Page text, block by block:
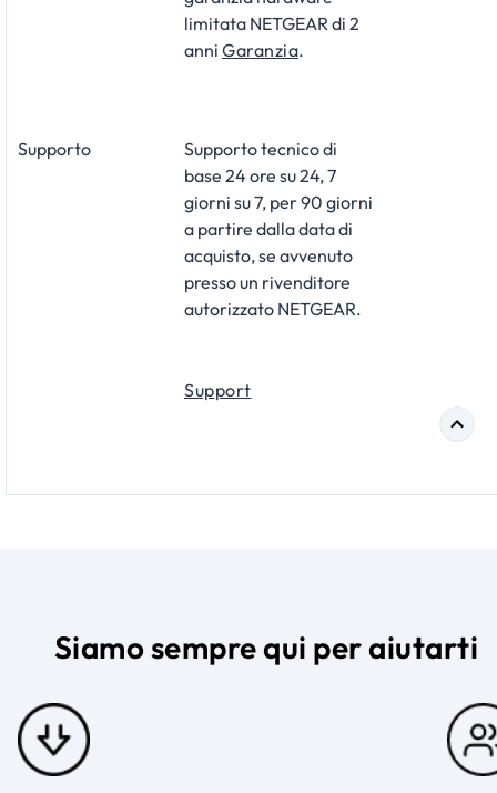
limitata NETGEAR di 2
anni Garanzia.
Supporto
Supporto tecnico di
base 24 ore su 24, 7
giorni su 7, per 90 giorni
a partire dalla data di
acquisto, se avvenuto
presso un rivenditore
autorizzato NETGEAR.
Support
Siamo sempre qui per aiutarti